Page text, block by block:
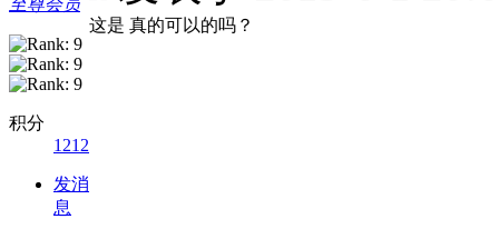
积分
1212
发消
息
这是 真的可以的吗？